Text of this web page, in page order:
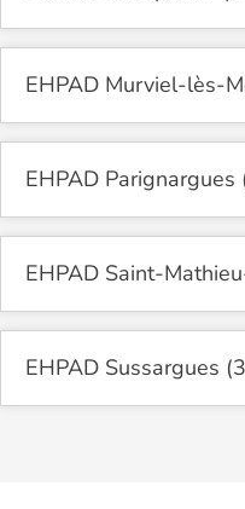
EHPAD Murviel-lès-
EHPAD Parignargues
EHPAD Saint-
EHPAD Sussargues